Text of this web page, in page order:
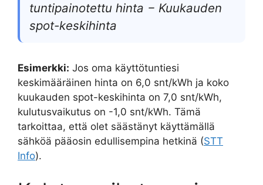
tuntipainotettu hinta − Kuukauden
spot-keskihinta
Esimerkki: Jos oma käyttötuntiesi
keskimääräinen hinta on 6,0 snt/kWh ja koko
kuukauden spot-keskihinta on 7,0 snt/kWh,
kulutusvaikutus on -1,0 snt/kWh. Tämä
tarkoittaa, että olet säästänyt käyttämällä
sähköä pääosin edullisempina hetkinä (STT
Info).